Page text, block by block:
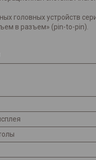
головных устройств
в разъем» (pin-to-pin).